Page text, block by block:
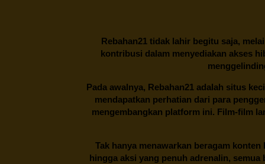
Rebahan21tidak lahir begitu saja,
kontribusi dalam menyediakan akses
Pada awalnya, Rebahan21adalah situs
mendapatkan perhatian dari para
mengembangkan platform ini. Film-film
Tak hanya menawarkan beragam
hingga aksi yang penuh adrenalin,